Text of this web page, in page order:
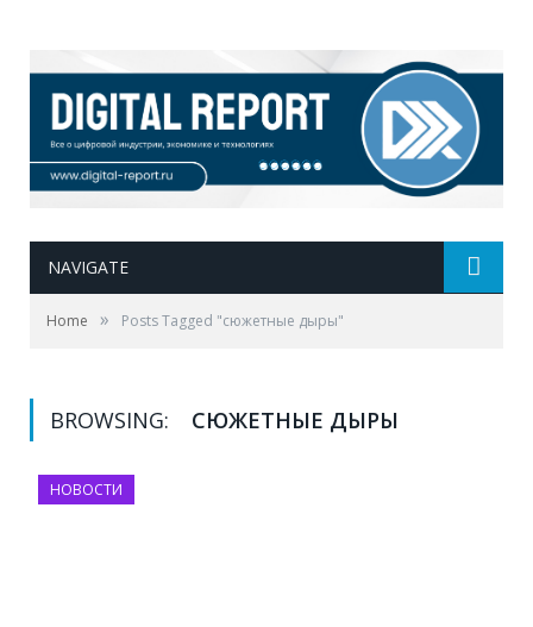
NAVIGATE
Home » Posts Tagged "сюжетные дыры"
BROWSING: СЮЖЕТНЫЕ ДЫРЫ
НОВОСТИ